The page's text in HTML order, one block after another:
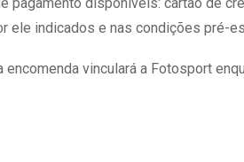
ele indicados e nas condições pré-
vinculará a Fotosport